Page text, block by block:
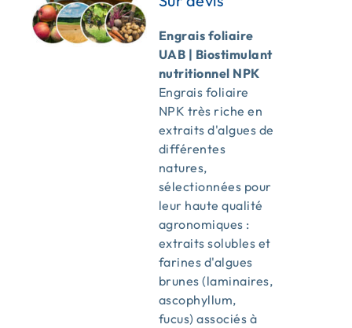
Engrais foliaire
UAB | Biostimulant
nutritionnel NPK
Engrais foliaire
NPK très riche en
extraits d'algues de
différentes
natures,
sélectionnées pour
leur haute qualité
agronomiques :
extraits solubles et
farines d'algues
brunes (laminaires,
ascophyllum,
fucus) associés à